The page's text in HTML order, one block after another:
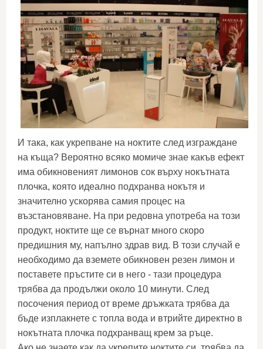
И така, как укрепване на ноктите след изграждане
на къща? Вероятно всяко момиче знае какъв ефект
има обикновеният лимонов сок върху нокътната
плочка, която идеално подхранва нокътя и
значително ускорява самия процес на
възстановяване. На при редовна употреба на този
продукт, ноктите ще се върнат много скоро
предишния му, напълно здрав вид. В този случай е
необходимо да вземете обикновен резен лимон и
поставете пръстите си в него - тази процедура
трябва да продължи около 10 минути. След
посочения период от време дръжката трябва да
бъде изплакнете с топла вода и втрийте директно в
нокътната плочка подхранващ крем за ръце.